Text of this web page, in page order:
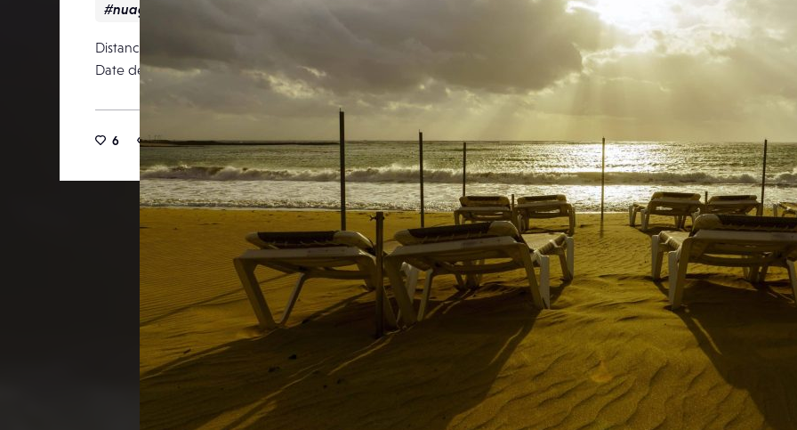
#nuageux
Distance focale
Date de publication
6 29 0